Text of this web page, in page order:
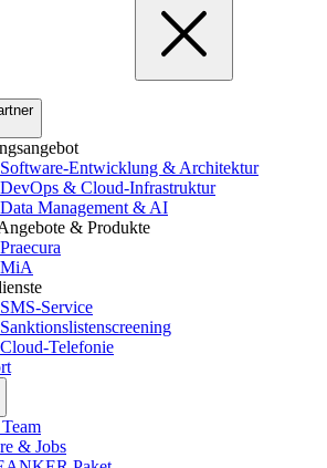
Software-Entwicklung & Architektur
DevOps & Cloud-Infrastruktur
Data Management & AI
& Produkte
Praecura
MiA
SMS-Service
Sanktionslistenscreening
Cloud-Telefonie
& Jobs